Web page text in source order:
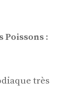
:
très